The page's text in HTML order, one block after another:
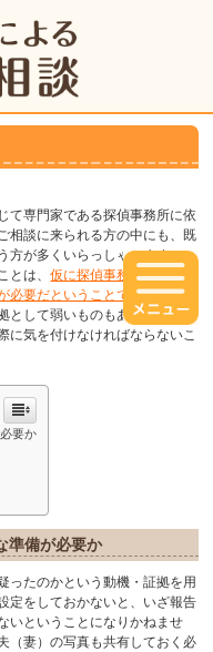
て専門家である探偵事務所に依
相談に来られる方の中にも、既
方が多くいらっしゃいます。
とは、仮に探偵事務所に依頼す
必要だということです。
として弱いものもありますの
に気を付けなければならないこ
要か
準備が必要か
ったのかという動機・証拠を用
定をしておかないと、いざ報告
いということになりかねませ
（妻）の写真も共有しておく必